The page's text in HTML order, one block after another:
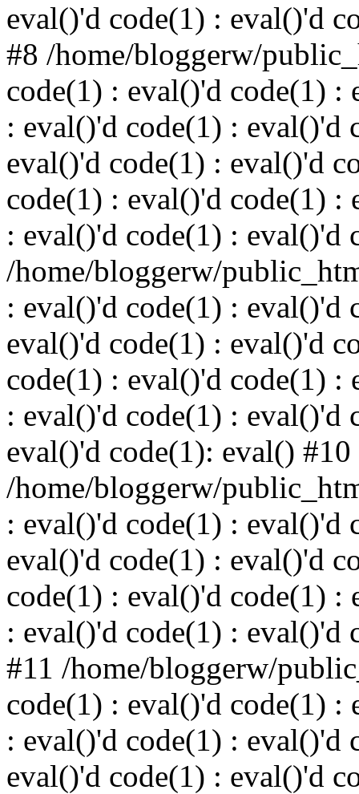
eval()'d code(1) : eval()'d
#8 /home/bloggerw/
code(1) : eval()'d code(1) :
: eval()'d code(1) : eval()'d
eval()'d code(1) : eval()'d
code(1) : eval()'d code(1) :
: eval()'d code(1) : eval()'d
/home/bloggerw/
: eval()'d code(1) : eval()'d
eval()'d code(1) : eval()'d
code(1) : eval()'d code(1) :
: eval()'d code(1) : eval()'d
eval()'d code(1): eval() #10
/home/bloggerw/
: eval()'d code(1) : eval()'d
eval()'d code(1) : eval()'d
code(1) : eval()'d code(1) :
: eval()'d code(1) : eval()'d
#11 /home/bloggerw/
code(1) : eval()'d code(1) :
: eval()'d code(1) : eval()'d
eval()'d code(1) : eval()'d